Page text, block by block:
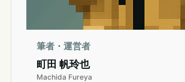
筆者・運営者
町田 帆玲也
Machida Fureya